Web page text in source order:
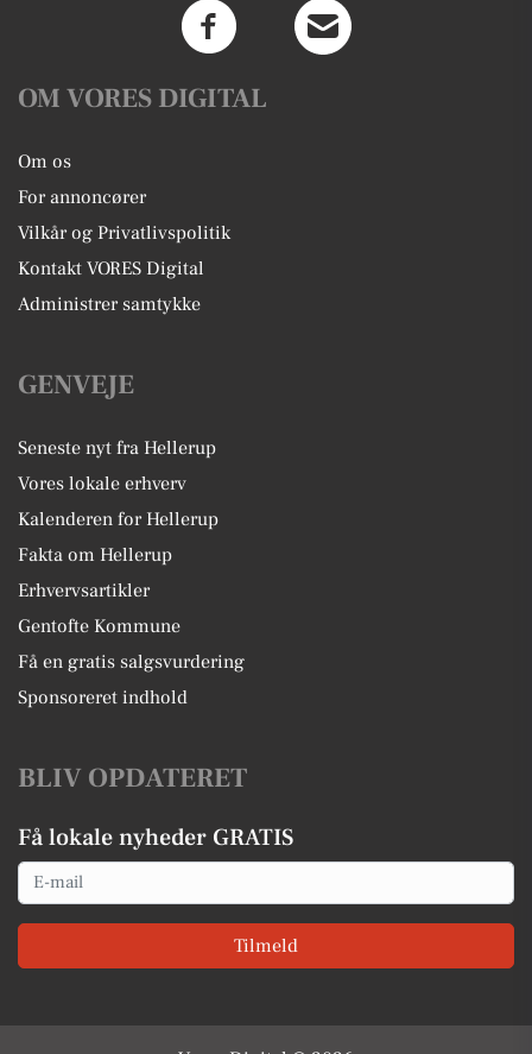
OM VORES DIGITAL
Om os
For annoncører
Vilkår og Privatlivspolitik
Kontakt VORES Digital
Administrer samtykke
GENVEJE
Seneste nyt fra Hellerup
Vores lokale erhverv
Kalenderen for Hellerup
Fakta om Hellerup
Erhvervsartikler
Gentofte Kommune
Få en gratis salgsvurdering
Sponsoreret indhold
BLIV OPDATERET
Få lokale nyheder GRATIS
Email
Tilmeld